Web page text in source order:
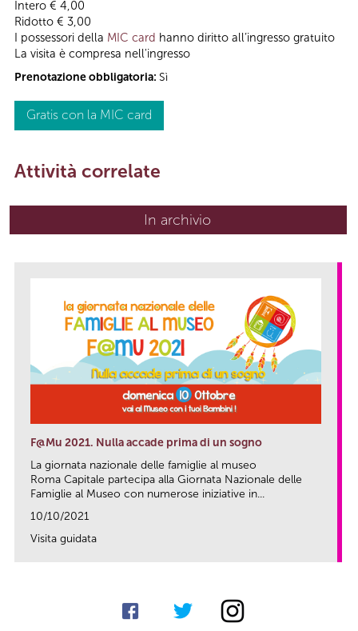
Intero € 4,00
Ridotto € 3,00
I possessori della MIC card hanno diritto all’ingresso gratuito
La visita è compresa nell'ingresso
Prenotazione obbligatoria: Sì
Gratis con la MIC card
Attività correlate
In archivio
F@Mu 2021. Nulla accade prima di un sogno
La giornata nazionale delle famiglie al museo
Roma Capitale partecipa alla Giornata Nazionale delle
Famiglie al Museo con numerose iniziative in...
10/10/2021
Visita guidata